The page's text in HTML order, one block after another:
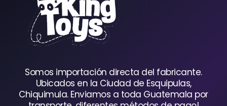
Somos importación directa del fabricante.
Ubicados en la Ciudad de Esquipulas,
Chiquimula. Enviamos a toda Guatemala por